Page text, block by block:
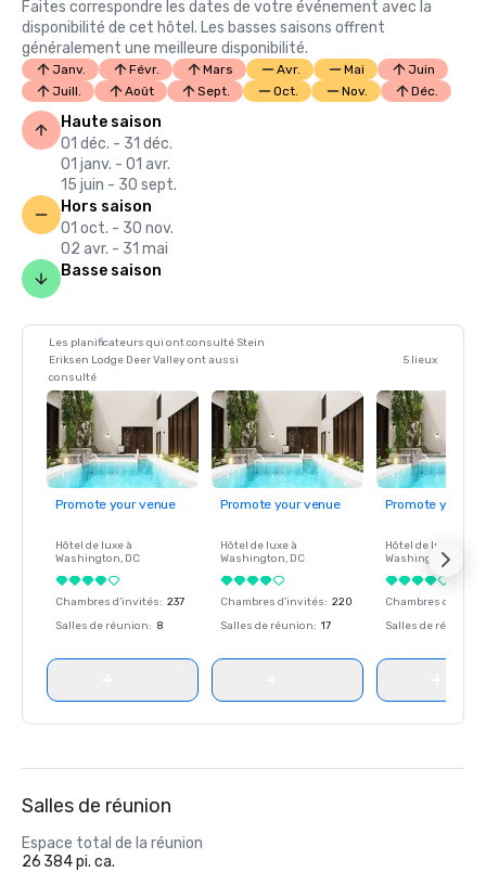
Faites correspondre les dates de votre événement avec la
disponibilité de cet hôtel. Les basses saisons offrent
généralement une meilleure disponibilité.
Janv. Févr. Mars Avr. Mai
Juin
Juill.
Août Sept. Oct. Nov. Déc.
Haute saison
01 déc. - 31 déc.
01 janv. - 01 avr.
15 juin - 30 sept.
Hors saison
01 oct. - 30 nov.
02 avr. - 31 mai
Basse saison
Les planificateurs qui ont consulté Stein
Eriksen Lodge Deer Valley ont aussi
consulté
5 lieux
Promote your venue
Hôtel de luxe à
Washington, DC
Chambres d'invités: 237
Salles de réunion: 8
Promote your venue
Hôtel de luxe à
Washington, DC
Chambres d'invités: 220
Salles de réunion: 17
Promote your
Hôtel de luxe à
Washington
Chambres
Salles de réunion
Salles de réunion
Espace total de la réunion
26 384 pi. ca.